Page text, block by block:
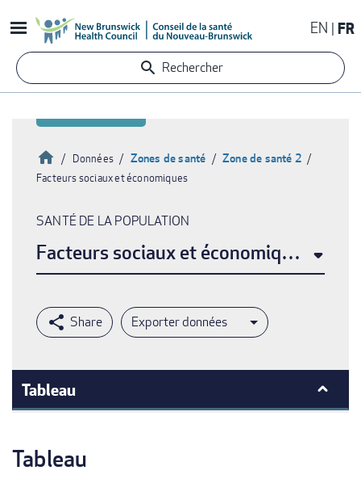
au
contenu
principal
EN FR
Rechercher
d'Ariane
Accueil
Données Zones de santé Zone de santé 2
Facteurs sociaux et économiques
SANTÉ DE LA POPULATION
Facteurs sociaux et économiques
Exporter données
Tableau
Tableau